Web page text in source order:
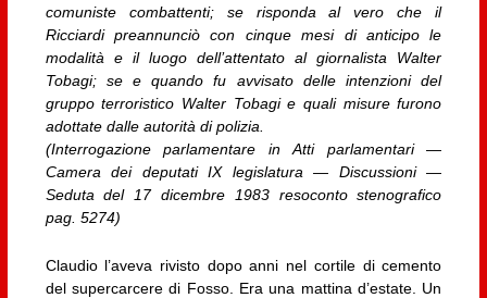
comuniste combattenti; se risponda al vero che il
Ricciardi preannunciò con cinque mesi di anticipo le
modalità e il luogo dell’attentato al giornalista Walter
Tobagi; se e quando fu avvisato delle intenzioni del
gruppo terroristico Walter Tobagi e quali misure furono
adottate dalle autorità di polizia.
(Interrogazione parlamentare in Atti parlamentari —
Camera dei deputati IX legislatura — Discussioni —
Seduta del 17 dicembre 1983 resoconto stenografico
pag. 5274)
Claudio l’aveva rivisto dopo anni nel cortile di cemento
del supercarcere di Fosso. Era una mattina d’estate. Un